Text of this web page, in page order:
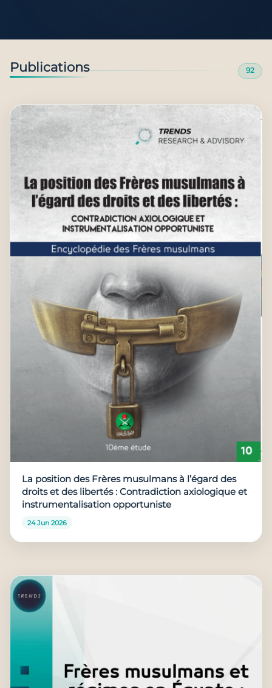
Publications 92
La position des Frères musulmans à l’égard des
droits et des libertés : Contradiction axiologique et
instrumentalisation opportuniste
24 Jun 2026